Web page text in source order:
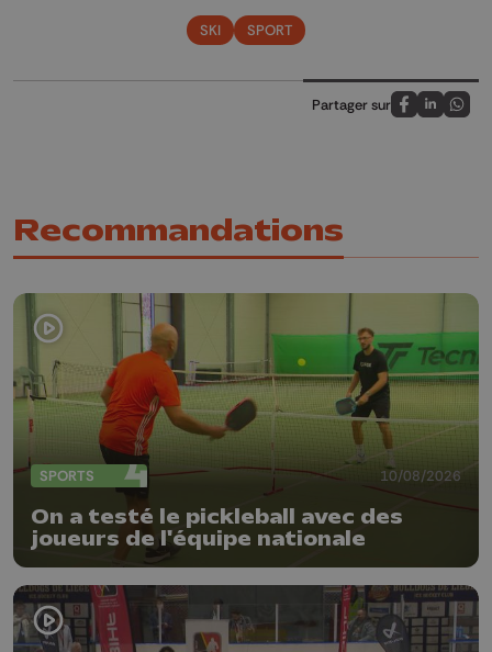
SKI SPORT
Partager sur
Partagez sur
Partagez
Recommandations
SPORTS 10/08/2026
On a testé le pickleball avec des
joueurs de l'équipe nationale